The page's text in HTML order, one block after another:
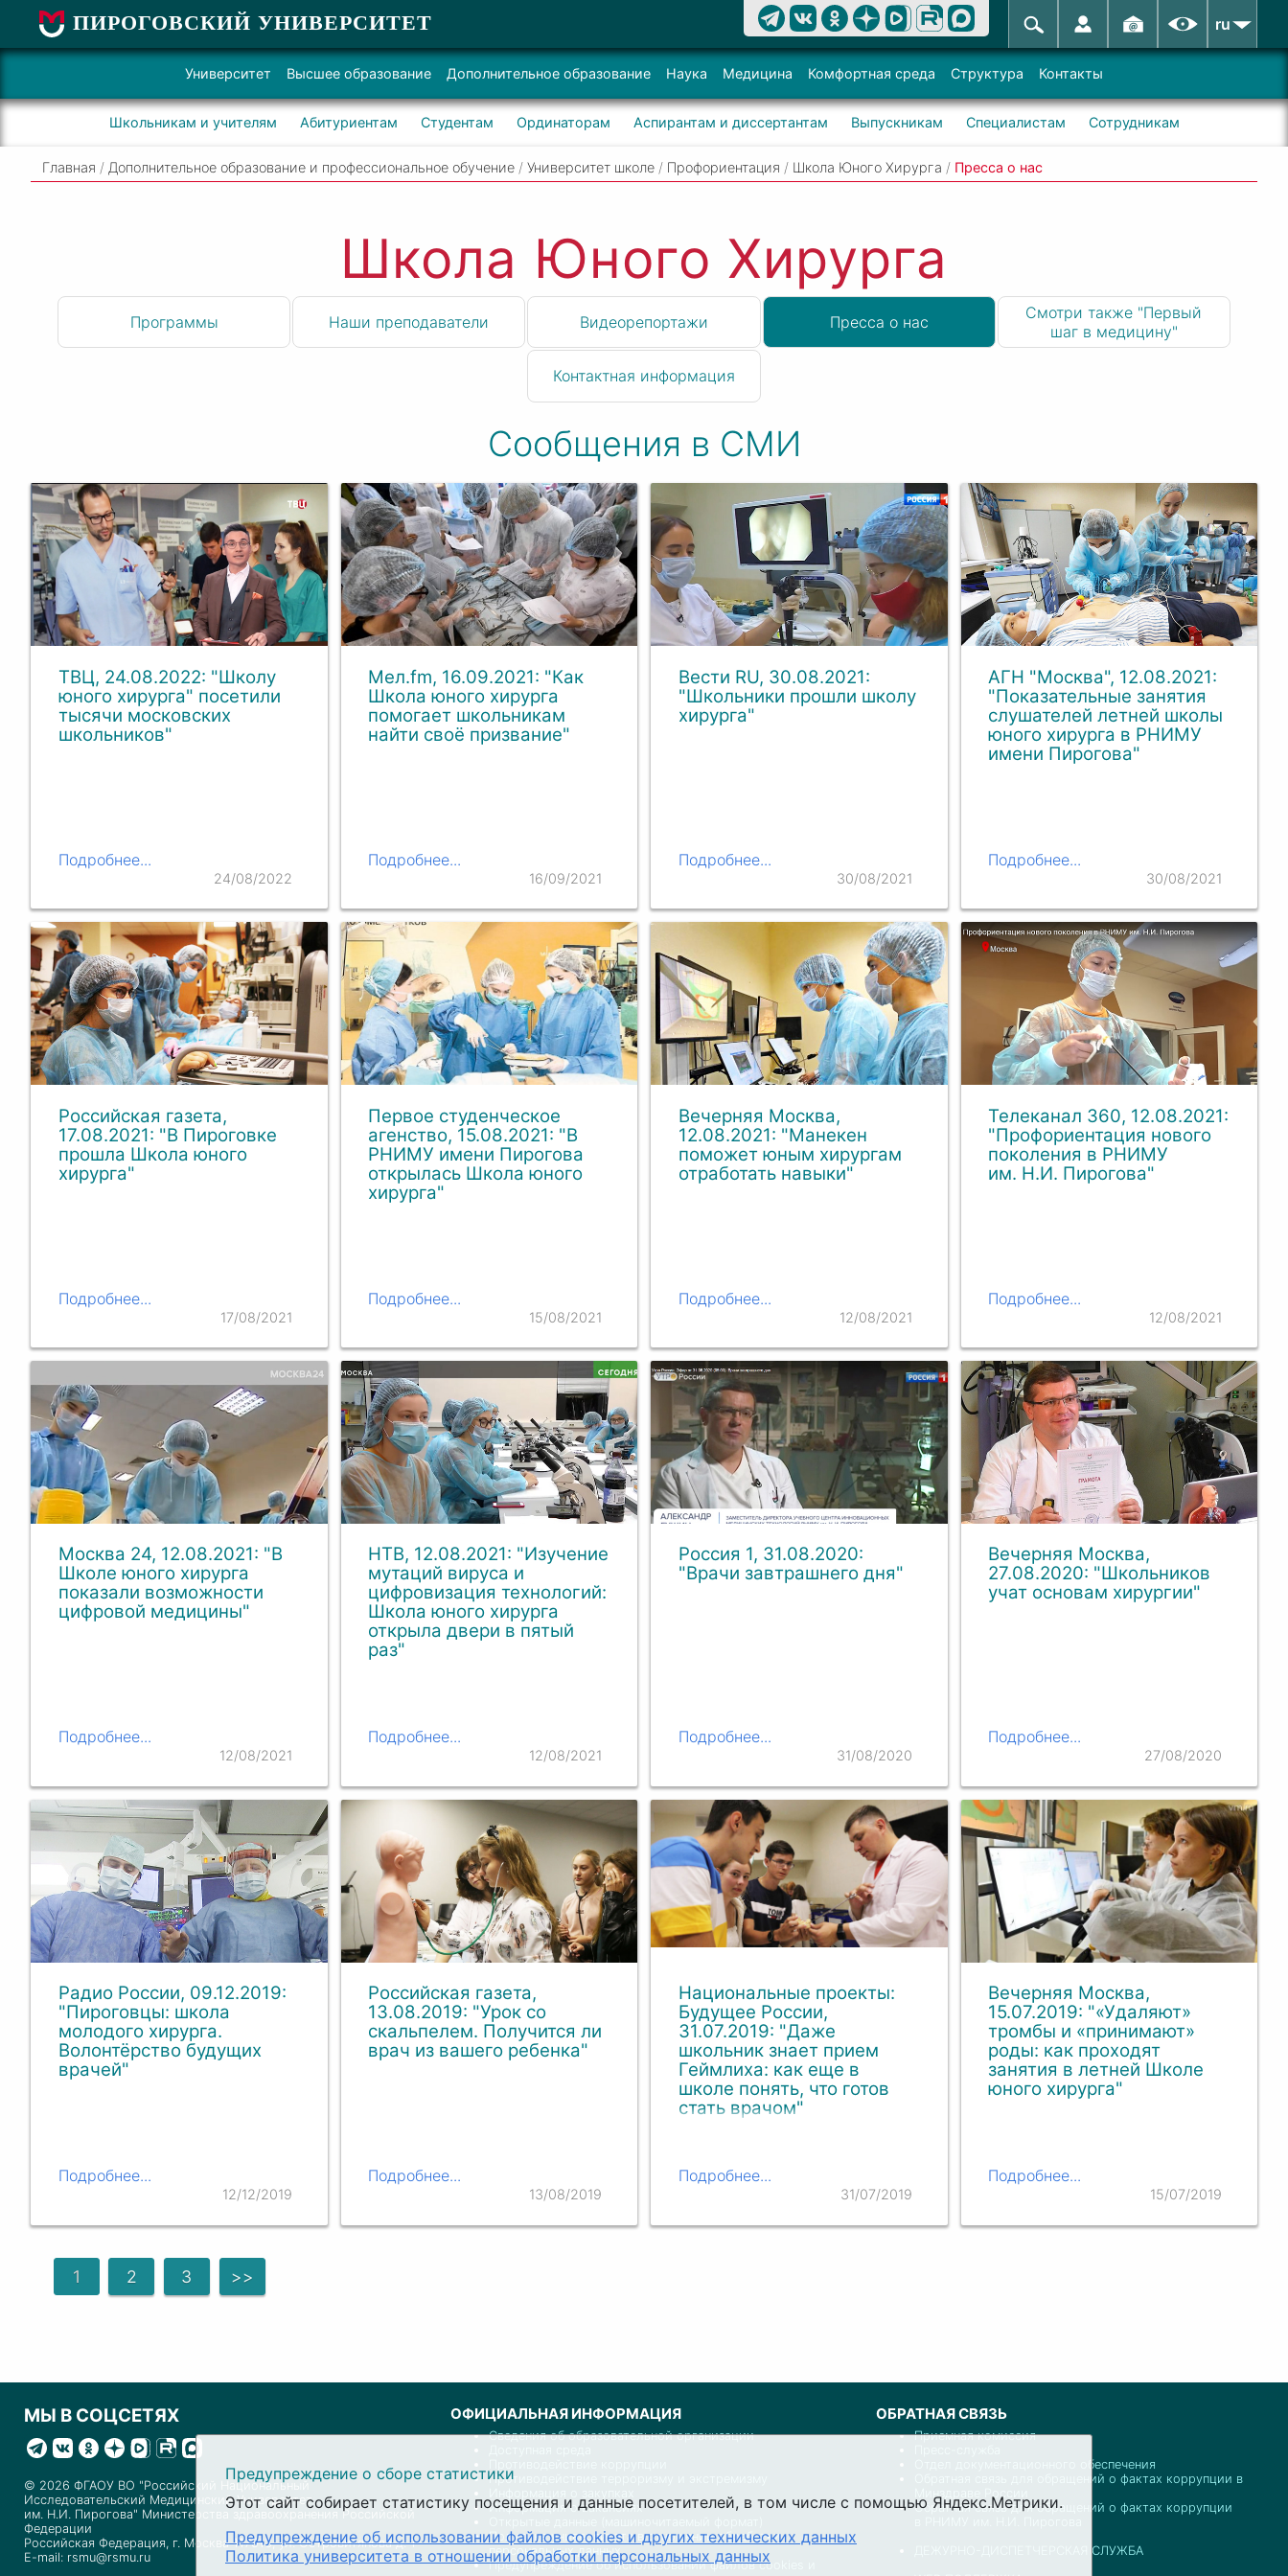
ПИРОГОВСКИЙ УНИВЕРСИТЕТ ru
Университет Высшее образование Дополнительное образование Наука Медицина Комфортная среда Структура Контакты
Школьникам и учителям Абитуриентам Студентам Ординаторам Аспирантам и диссертантам Выпускникам Специалистам Сотрудникам
Главная / Дополнительное образование и профессиональное обучение / Университет школе / Профориентация / Школа Юного Хирурга / Пресса о нас
Школа Юного Хирурга
Программы Наши преподаватели Видеорепортажи Пресса о нас
Смотри также "Первый
шаг в медицину"
Контактная информация
Сообщения в СМИ
ТВЦ, 24.08.2022: "Школу
юного хирурга" посетили
тысячи московских
школьников"
Подробнее...
24/08/2022
Мел.fm, 16.09.2021: "Как
Школа юного хирурга
помогает школьникам
найти своё призвание"
Подробнее...
16/09/2021
Вести RU, 30.08.2021:
"Школьники прошли школу
хирурга"
Подробнее...
30/08/2021
АГН "Москва", 12.08.2021:
"Показательные занятия
слушателей летней школы
юного хирурга в РНИМУ
имени Пирогова"
Подробнее...
30/08/2021
Российская газета,
17.08.2021: "В Пироговке
прошла Школа юного
хирурга"
Подробнее...
17/08/2021
Первое студенческое
агенство, 15.08.2021: "В
РНИМУ имени Пирогова
открылась Школа юного
хирурга"
Подробнее...
15/08/2021
Вечерняя Москва,
12.08.2021: "Манекен
поможет юным хирургам
отработать навыки"
Подробнее...
12/08/2021
Телеканал 360, 12.08.2021:
"Профориентация нового
поколения в РНИМУ
им. Н.И. Пирогова"
Подробнее...
12/08/2021
Москва 24, 12.08.2021: "В
Школе юного хирурга
показали возможности
цифровой медицины"
Подробнее...
12/08/2021
НТВ, 12.08.2021: "Изучение
мутаций вируса и
цифровизация технологий:
Школа юного хирурга
открыла двери в пятый
раз"
Подробнее...
12/08/2021
Россия 1, 31.08.2020:
"Врачи завтрашнего дня"
Подробнее...
31/08/2020
Вечерняя Москва,
27.08.2020: "Школьников
учат основам хирургии"
Подробнее...
27/08/2020
Радио России, 09.12.2019:
"Пироговцы: школа
молодого хирурга.
Волонтёрство будущих
врачей"
Подробнее...
12/12/2019
Российская газета,
13.08.2019: "Урок со
скальпелем. Получится ли
врач из вашего ребенка"
Подробнее...
13/08/2019
Национальные проекты:
Будущее России,
31.07.2019: "Даже
школьник знает прием
Геймлиха: как еще в
школе понять, что готов
стать врачом"
Подробнее...
31/07/2019
Вечерняя Москва,
15.07.2019: "«Удаляют»
тромбы и «принимают»
роды: как проходят
занятия в летней Школе
юного хирурга"
Подробнее...
15/07/2019
1 2 3 >>
МЫ В СОЦСЕТЯХ
© 2026 ФГАОУ ВО "Российский Национальный
Исследовательский Медицинский Университет
им. Н.И. Пирогова" Министерства здравоохранения Российской
Федерации
Российская Федерация, г. Москва 117513, ул. Островитянова д. 1
E-mail: rsmu@rsmu.ru
ОФИЦИАЛЬНАЯ ИНФОРМАЦИЯ
Сведения об образовательной организации
Противодействие терроризму и экстремизму
Информация о вакансиях
Политика университета в отношении обработки
персональных данных
Предупреждение об использовании файлов cookies и
ОБРАТНАЯ СВЯЗЬ
Приемная комиссия
Отдел документационного обеспечения
Обратная связь для обращений о фактах коррупции в
Минздраве России
Обратная связь для обращений о фактах коррупции
ДЕЖУРНО-ДИСПЕТЧЕРСКАЯ СЛУЖБА
Предупреждение о сборе статистики
Этот сайт собирает статистику посещения и данные посетителей, в том числе с помощью Яндекс.Метрики.
Предупреждение об использовании файлов cookies и других технических данных
Политика университета в отношении обработки персональных данных